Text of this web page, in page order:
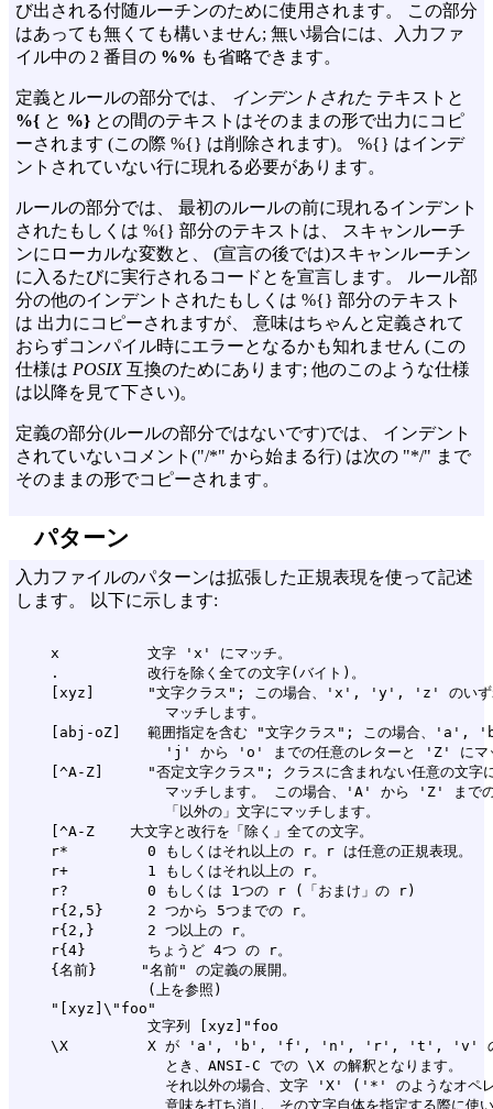
び出される付随ルーチンのために使用されます。 この部分
はあっても無くても構いません; 無い場合には、入力ファ
イル中の 2 番目の %% も省略できます。
定義とルールの部分では、 インデントされた テキストと
%{ と %} との間のテキストはそのままの形で出力にコピ
ーされます (この際 %{} は削除されます)。 %{} はインデ
ントされていない行に現れる必要があります。
ルールの部分では、 最初のルールの前に現れるインデント
されたもしくは %{} 部分のテキストは、 スキャンルーチ
ンにローカルな変数と、 (宣言の後では)スキャンルーチン
に入るたびに実行されるコードとを宣言します。 ルール部
分の他のインデントされたもしくは %{} 部分のテキスト
は 出力にコピーされますが、 意味はちゃんと定義されて
おらずコンパイル時にエラーとなるかも知れません (この
仕様は POSIX互換のためにあります; 他のこのような仕様
は以降を見て下さい)。
定義の部分(ルールの部分ではないです)では、 インデント
されていないコメント("/*" から始まる行) は次の "*/" まで
そのままの形でコピーされます。
パターン
入力ファイルのパターンは拡張した正規表現を使って記述
します。 以下に示します:
    x          文字 'x' にマッチ。
    .          改行を除く全ての文字(バイト)。
[xyz]      "文字クラス"; この場合、'x', 'y', 'z' のいず
                 マッチします。
[abj-oZ]   範囲指定を含む "文字クラス"; この場合、'a',
'j' から 'o' までの任意のレターと 'Z' にマ
[^A-Z]     "否定文字クラス"; クラスに含まれない任意の文字
マッチします。 この場合、'A' から 'Z' まで
                 「以外の」文字にマッチします。
    [^A-Z    大文字と改行を「除く」全ての文字。
    r*         0 もしくはそれ以上の r。r は任意の正規表現。
    r+         1 もしくはそれ以上の r。
    r?         0 もしくは 1つの r (「おまけ」の r)
    r{2,5}     2 つから 5つまでの r。
    r{2,}      2 つ以上の r。
    r{4}       ちょうど 4つ の r。
    {名前}     "名前" の定義の展開。
               (上を参照)
    "[xyz]\"foo"
               文字列 [xyz]"foo
\X         X が 'a', 'b', 'f', 'n', 'r', 't', 'v'
                 とき、ANSI-C での \X の解釈となります。
それ以外の場合、文字 'X' ('*' のようなオペ
意味を打ち消し、その文字自体を指定する際に使